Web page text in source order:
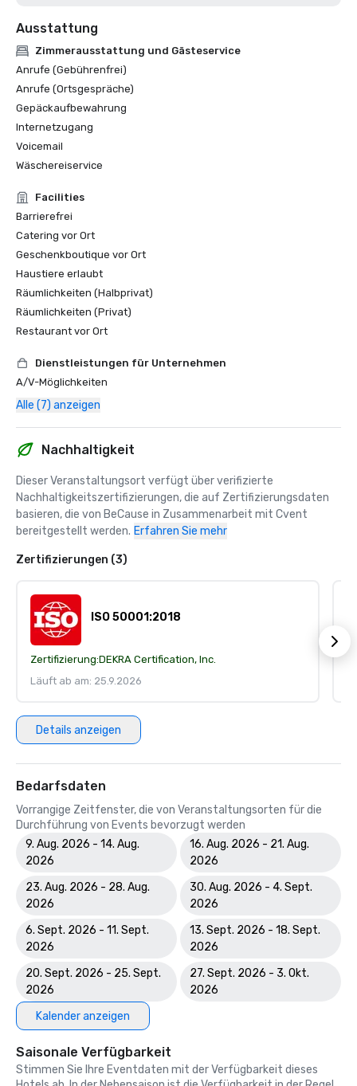
Ausstattung
Zimmerausstattung und Gästeservice
Anrufe (Gebührenfrei)
Anrufe (Ortsgespräche)
Gepäckaufbewahrung
Internetzugang
Voicemail
Wäschereiservice
Facilities
Barrierefrei
Catering vor Ort
Geschenkboutique vor Ort
Haustiere erlaubt
Räumlichkeiten (Halbprivat)
Räumlichkeiten (Privat)
Restaurant vor Ort
Dienstleistungen für Unternehmen
A/V-Möglichkeiten
Alle (7) anzeigen
Nachhaltigkeit
Dieser Veranstaltungsort verfügt über verifizierte
Nachhaltigkeitszertifizierungen, die auf Zertifizierungsdaten
basieren, die von BeCause in Zusammenarbeit mit Cvent
bereitgestellt werden. Erfahren Sie mehr
Zertifizierungen (3)
ISO 50001:2018
Zertifizierung:DEKRA Certification, Inc.
Läuft ab am: 25.9.2026
Details anzeigen
Bedarfsdaten
Vorrangige Zeitfenster, die von Veranstaltungsorten für die
Durchführung von Events bevorzugt werden
9. Aug. 2026 - 14. Aug.
2026
16. Aug. 2026 - 21. Aug.
2026
23. Aug. 2026 - 28. Aug.
2026
30. Aug. 2026 - 4. Sept.
2026
6. Sept. 2026 - 11. Sept.
2026
13. Sept. 2026 - 18. Sept.
2026
20. Sept. 2026 - 25. Sept.
2026
27. Sept. 2026 - 3. Okt.
2026
Kalender anzeigen
Saisonale Verfügbarkeit
Stimmen Sie Ihre Eventdaten mit der Verfügbarkeit dieses